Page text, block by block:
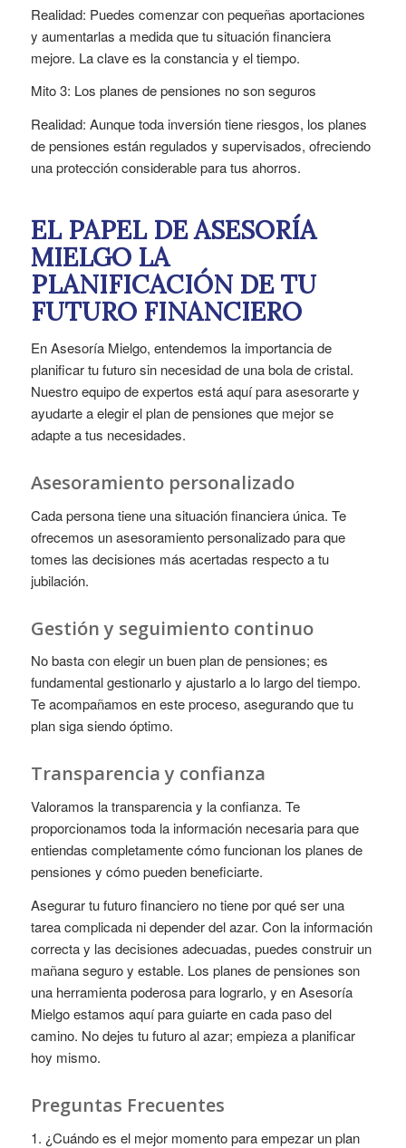
Realidad: Puedes comenzar con pequeñas aportaciones
y aumentarlas a medida que tu situación financiera
mejore. La clave es la constancia y el tiempo.
Mito 3: Los planes de pensiones no son seguros
Realidad: Aunque toda inversión tiene riesgos, los planes
de pensiones están regulados y supervisados, ofreciendo
una protección considerable para tus ahorros.
EL PAPEL DE ASESORÍA
MIELGO LA
PLANIFICACIÓN DE TU
FUTURO FINANCIERO
En Asesoría Mielgo, entendemos la importancia de
planificar tu futuro sin necesidad de una bola de cristal.
Nuestro equipo de expertos está aquí para asesorarte y
ayudarte a elegir el plan de pensiones que mejor se
adapte a tus necesidades.
Asesoramiento personalizado
Cada persona tiene una situación financiera única. Te
ofrecemos un asesoramiento personalizado para que
tomes las decisiones más acertadas respecto a tu
jubilación.
Gestión y seguimiento continuo
No basta con elegir un buen plan de pensiones; es
fundamental gestionarlo y ajustarlo a lo largo del tiempo.
Te acompañamos en este proceso, asegurando que tu
plan siga siendo óptimo.
Transparencia y confianza
Valoramos la transparencia y la confianza. Te
proporcionamos toda la información necesaria para que
entiendas completamente cómo funcionan los planes de
pensiones y cómo pueden beneficiarte.
Asegurar tu futuro financiero no tiene por qué ser una
tarea complicada ni depender del azar. Con la información
correcta y las decisiones adecuadas, puedes construir un
mañana seguro y estable. Los planes de pensiones son
una herramienta poderosa para lograrlo, y en Asesoría
Mielgo estamos aquí para guiarte en cada paso del
camino. No dejes tu futuro al azar; empieza a planificar
hoy mismo.
Preguntas Frecuentes
1. ¿Cuándo es el mejor momento para empezar un plan